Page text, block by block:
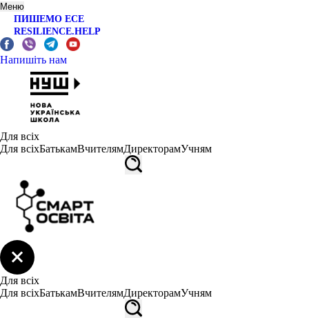
Меню
ПИШЕМО ЕСЕ
RESILIENCE.HELP
Напишіть нам
Для всіх
Для всіхБатькамВчителямДиректорамУчням
Для всіх
Для всіхБатькамВчителямДиректорамУчням